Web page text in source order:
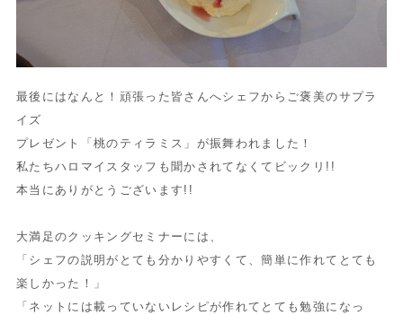
最後にはなんと！頑張った皆さんへシェフからご褒美のサプラ
イズ
プレゼント「桃のティラミス」が振舞われました！
私たちハロマイスタッフも聞かされてなくてビックリ!!
本当にありがとうございます!!
大満足のクッキングセミナーには、
「シェフの説明がとても分かりやすくて、簡単に作れてとても
楽しかった！」
「ネットには載っていないレシピが作れてとても勉強になっ